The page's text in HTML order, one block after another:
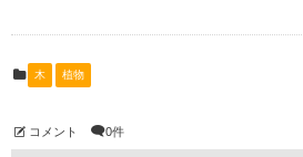
木 植物
コメント 0件